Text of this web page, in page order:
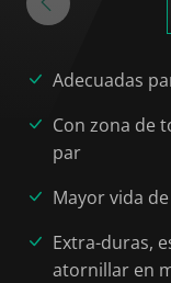
Adecuadas
Con zona de
par
Mayor vida
Extra-duras,
atornillar en